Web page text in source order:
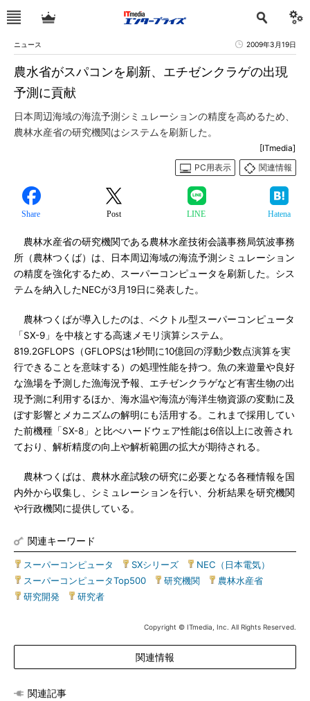
ニュース 2009年3月19日
農水省がスパコンを刷新、エチゼンクラゲの出現
予測に貢献
日本周辺海域の海流予測シミュレーションの精度を高めるため、
農林水産省の研究機関はシステムを刷新した。
[ITmedia]
PC用表示
関連情報
Share Post LINE Hatena
農林水産省の研究機関である農林水産技術会議事務局筑波事務
所（農林つくば）は、日本周辺海域の海流予測シミュレーション
の精度を強化するため、スーパーコンピュータを刷新した。シス
テムを納入したNECが3月19日に発表した。
農林つくばが導入したのは、ベクトル型スーパーコンピュータ
「SX-9」を中核とする高速メモリ演算システム。
819.2GFLOPS（GFLOPSは1秒間に10億回の浮動少数点演算を実
行できることを意味する）の処理性能を持つ。魚の来遊量や良好
な漁場を予測した漁海況予報、エチゼンクラゲなど有害生物の出
現予測に利用するほか、海水温や海流が海洋生物資源の変動に及
ぼす影響とメカニズムの解明にも活用する。これまで採用してい
た前機種「SX-8」と比べハードウェア性能は6倍以上に改善され
ており、解析精度の向上や解析範囲の拡大が期待される。
農林つくばは、農林水産試験の研究に必要となる各種情報を国
内外から収集し、シミュレーションを行い、分析結果を研究機関
や行政機関に提供している。
関連キーワード
スーパーコンピュータ SXシリーズ NEC（日本電気）
スーパーコンピュータTop500
研究機関 農林水産省
研究開発
研究者
Copyright © ITmedia, Inc. All Rights Reserved.
関連情報
関連記事